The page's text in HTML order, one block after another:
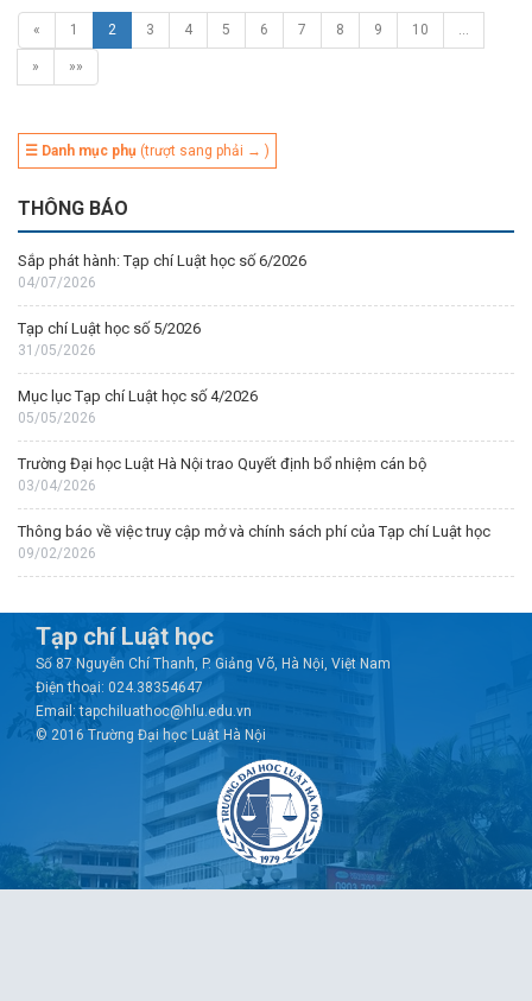
« 1 2 3 4 5 6 7 8 9 10 …
» »»
☰ Danh mục phụ (trượt sang phải → )
THÔNG BÁO
Sắp phát hành: Tạp chí Luật học số 6/2026
04/07/2026
Tạp chí Luật học số 5/2026
31/05/2026
Mục lục Tạp chí Luật học số 4/2026
05/05/2026
Trường Đại học Luật Hà Nội trao Quyết định bổ nhiệm cán bộ
03/04/2026
Thông báo về việc truy cập mở và chính sách phí của Tạp chí Luật học
09/02/2026
Tạp chí Luật học
Số 87 Nguyễn Chí Thanh, P. Giảng Võ, Hà Nội, Việt Nam
Điện thoại: 024.38354647
Email: tapchiluathoc@hlu.edu.vn
© 2016 Trường Đại học Luật Hà Nội